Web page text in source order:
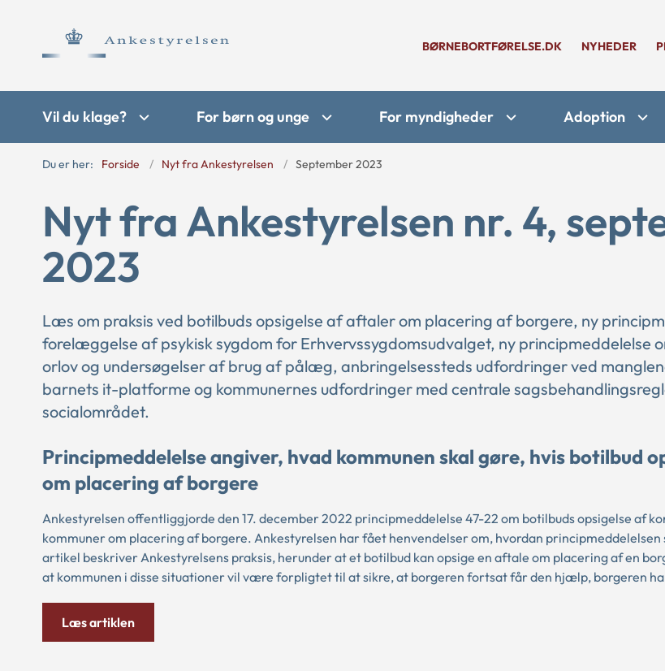
BØRNEBORTFØRELSE.DK NYHEDER
Vil du klage? For børn og unge For myndigheder Adoption
Du er her: Forside Nyt fra Ankestyrelsen September 2023
Nyt fra Ankestyrelsen nr. 4,
2023
Læs om praksis ved botilbuds opsigelse af aftaler om placering af borgere, ny
forelæggelse af psykisk sygdom for Erhvervssygdomsudvalget, ny principmeddelelse
orlov og undersøgelser af brug af pålæg, anbringelsessteds udfordringer ved
barnets it-platforme og kommunernes udfordringer med centrale
socialområdet.
Principmeddelelse angiver, hvad kommunen skal gøre, hvis botilbud
om placering af borgere
Ankestyrelsen offentliggjorde den 17. december 2022 principmeddelelse 47-22 om botilbuds opsigelse af
kommuner om placering af borgere. Ankestyrelsen har fået henvendelser om, hvordan principmeddelelsen
artikel beskriver Ankestyrelsens praksis, herunder at et botilbud kan opsige en aftale om placering af en
at kommunen i disse situationer vil være forpligtet til at sikre, at borgeren fortsat får den hjælp, borgeren
Læs artiklen